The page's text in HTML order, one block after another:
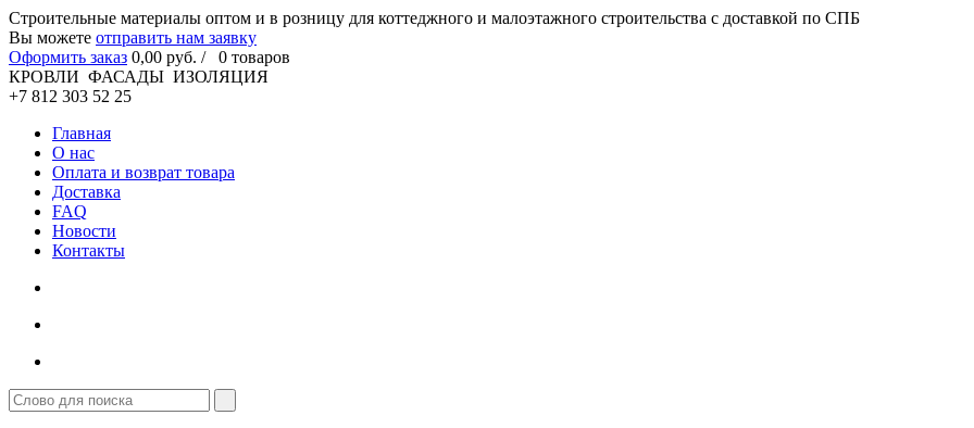
Cтроительные материалы оптом и в розницу для коттеджного и малоэтажного строительства с доставкой по СПБ
Вы можете отправить нам заявку
Оформить заказ 0,00 руб. / 0 товаров
КРОВЛИ ФАСАДЫ ИЗОЛЯЦИЯ
+7 812 303 52 25
Главная
О нас
Оплата и возврат товара
Доставка
FAQ
Новости
Контакты